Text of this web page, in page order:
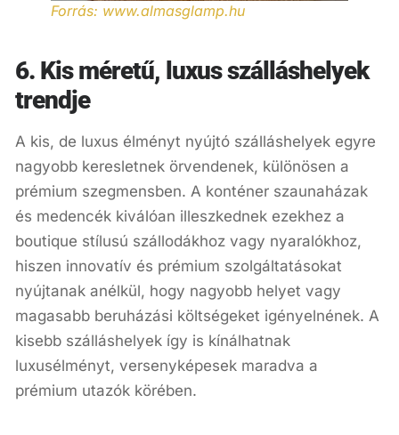
Forrás: www.almasglamp.hu
6. Kis méretű, luxus szálláshelyek
trendje
A kis, de luxus élményt nyújtó szálláshelyek egyre
nagyobb keresletnek örvendenek, különösen a
prémium szegmensben. A konténer szaunaházak
és medencék kiválóan illeszkednek ezekhez a
boutique stílusú szállodákhoz vagy nyaralókhoz,
hiszen innovatív és prémium szolgáltatásokat
nyújtanak anélkül, hogy nagyobb helyet vagy
magasabb beruházási költségeket igényelnének. A
kisebb szálláshelyek így is kínálhatnak
luxusélményt, versenyképesek maradva a
prémium utazók körében.